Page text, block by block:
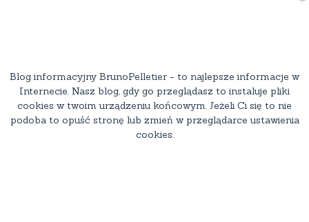
Blog informacyjny BrunoPelletier - to najlepsze informacje w
Internecie. Nasz blog, gdy go przeglądasz to instaluje pliki
cookies w twoim urządzeniu końcowym. Jeżeli Ci się to nie
podoba to opuść stronę lub zmień w przeglądarce ustawienia
cookies.